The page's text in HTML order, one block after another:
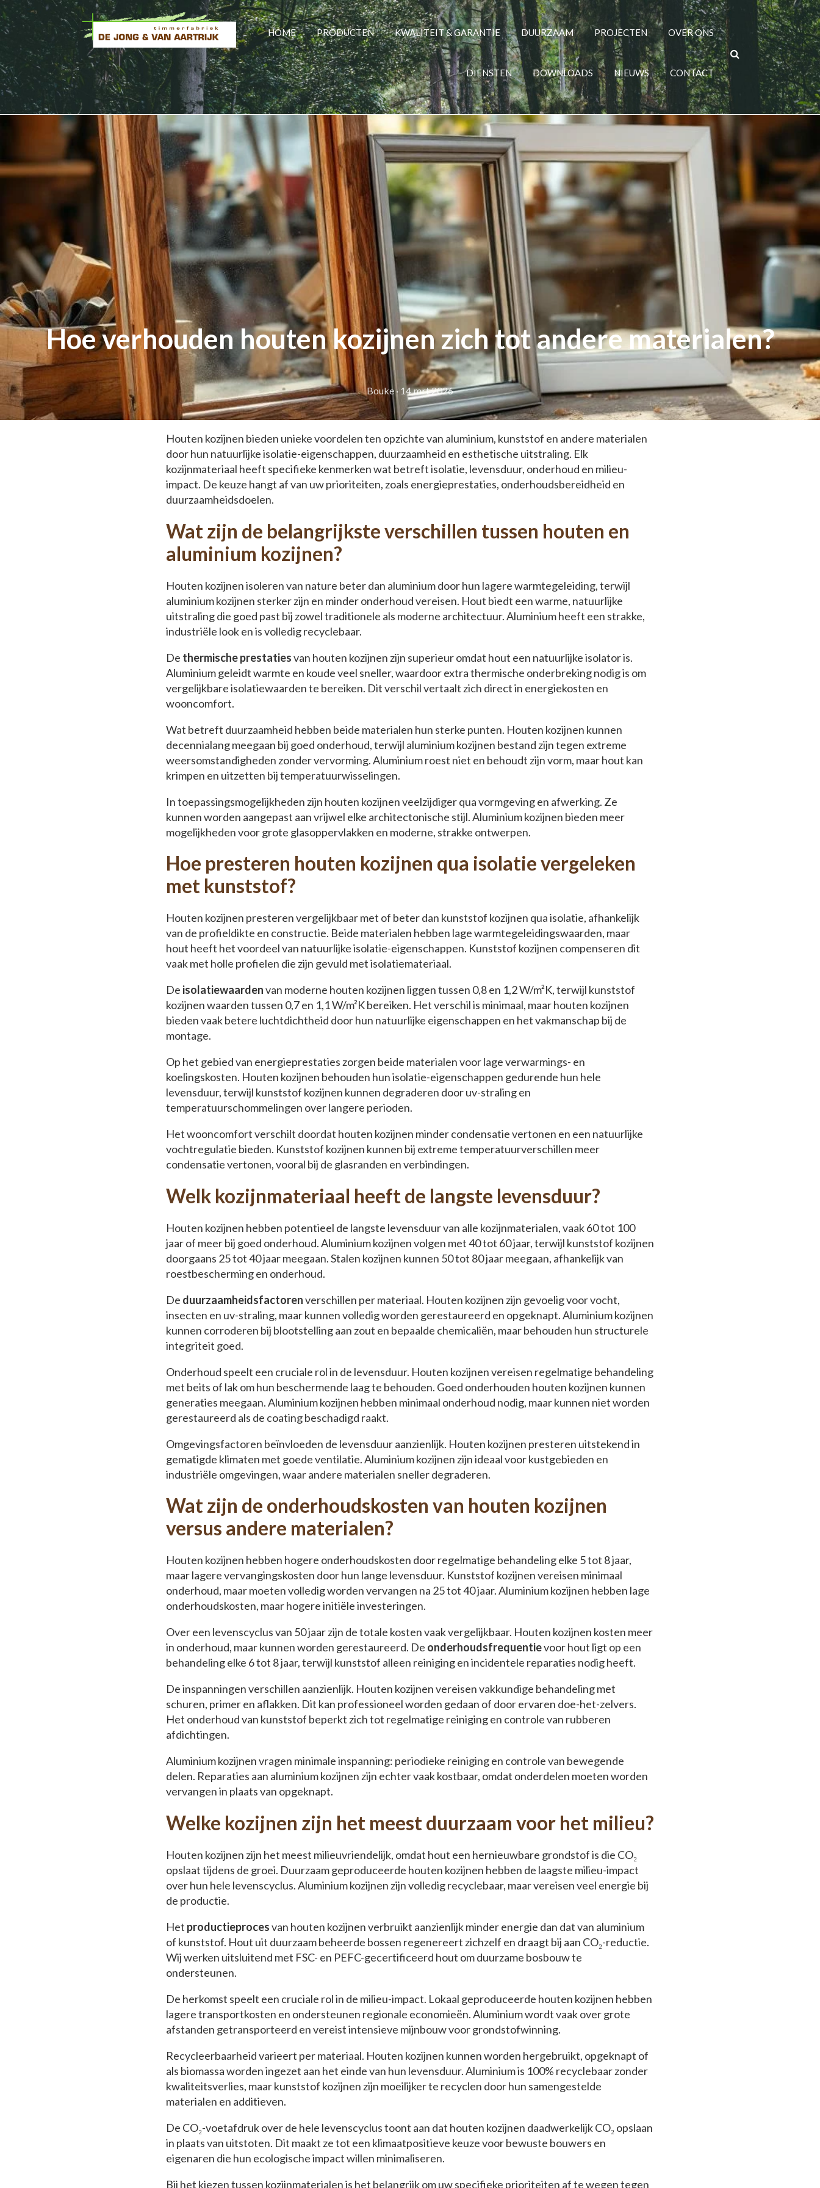
HOME PRODUCTEN KWALITEIT & GARANTIE DUURZAAM PROJECTEN OVER ONS
DIENSTEN DOWNLOADS NIEUWS CONTACT
Hoe verhouden houten kozijnen zich tot andere materialen?
Bouke· 14 mrt 2026
Houten kozijnen bieden unieke voordelen ten opzichte van aluminium, kunststof en andere materialen
door hun natuurlijke isolatie-eigenschappen, duurzaamheid en esthetische uitstraling. Elk
kozijnmateriaal heeft specifieke kenmerken wat betreft isolatie, levensduur, onderhoud en milieu-
impact. De keuze hangt af van uw prioriteiten, zoals energieprestaties, onderhoudsbereidheid en
duurzaamheidsdoelen.
Wat zijn de belangrijkste verschillen tussen houten en
aluminium kozijnen?
Houten kozijnen isoleren van nature beter dan aluminium door hun lagere warmtegeleiding, terwijl
aluminium kozijnen sterker zijn en minder onderhoud vereisen. Hout biedt een warme, natuurlijke
uitstraling die goed past bij zowel traditionele als moderne architectuur. Aluminium heeft een strakke,
industriële look en is volledig recyclebaar.
De thermische prestatiesvan houten kozijnen zijn superieur omdat hout een natuurlijke isolator is.
Aluminium geleidt warmte en koude veel sneller, waardoor extra thermische onderbreking nodig is om
vergelijkbare isolatiewaarden te bereiken. Dit verschil vertaalt zich direct in energiekosten en
wooncomfort.
Wat betreft duurzaamheid hebben beide materialen hun sterke punten. Houten kozijnen kunnen
decennialang meegaan bij goed onderhoud, terwijl aluminium kozijnen bestand zijn tegen extreme
weersomstandigheden zonder vervorming. Aluminium roest niet en behoudt zijn vorm, maar hout kan
krimpen en uitzetten bij temperatuurwisselingen.
In toepassingsmogelijkheden zijn houten kozijnen veelzijdiger qua vormgeving en afwerking. Ze
kunnen worden aangepast aan vrijwel elke architectonische stijl. Aluminium kozijnen bieden meer
mogelijkheden voor grote glasoppervlakken en moderne, strakke ontwerpen.
Hoe presteren houten kozijnen qua isolatie vergeleken
met kunststof?
Houten kozijnen presteren vergelijkbaar met of beter dan kunststof kozijnen qua isolatie, afhankelijk
van de profieldikte en constructie. Beide materialen hebben lage warmtegeleidingswaarden, maar
hout heeft het voordeel van natuurlijke isolatie-eigenschappen. Kunststof kozijnen compenseren dit
vaak met holle profielen die zijn gevuld met isolatiemateriaal.
De isolatiewaardenvan moderne houten kozijnen liggen tussen 0,8 en 1,2 W/m²K, terwijl kunststof
kozijnen waarden tussen 0,7 en 1,1 W/m²K bereiken. Het verschil is minimaal, maar houten kozijnen
bieden vaak betere luchtdichtheid door hun natuurlijke eigenschappen en het vakmanschap bij de
montage.
Op het gebied van energieprestaties zorgen beide materialen voor lage verwarmings- en
koelingskosten. Houten kozijnen behouden hun isolatie-eigenschappen gedurende hun hele
levensduur, terwijl kunststof kozijnen kunnen degraderen door uv-straling en
temperatuurschommelingen over langere perioden.
Het wooncomfort verschilt doordat houten kozijnen minder condensatie vertonen en een natuurlijke
vochtregulatie bieden. Kunststof kozijnen kunnen bij extreme temperatuurverschillen meer
condensatie vertonen, vooral bij de glasranden en verbindingen.
Welk kozijnmateriaal heeft de langste levensduur?
Houten kozijnen hebben potentieel de langste levensduur van alle kozijnmaterialen, vaak 60 tot 100
jaar of meer bij goed onderhoud. Aluminium kozijnen volgen met 40 tot 60 jaar, terwijl kunststof kozijnen
doorgaans 25 tot 40 jaar meegaan. Stalen kozijnen kunnen 50 tot 80 jaar meegaan, afhankelijk van
roestbescherming en onderhoud.
De duurzaamheidsfactorenverschillen per materiaal. Houten kozijnen zijn gevoelig voor vocht,
insecten en uv-straling, maar kunnen volledig worden gerestaureerd en opgeknapt. Aluminium kozijnen
kunnen corroderen bij blootstelling aan zout en bepaalde chemicaliën, maar behouden hun structurele
integriteit goed.
Onderhoud speelt een cruciale rol in de levensduur. Houten kozijnen vereisen regelmatige behandeling
met beits of lak om hun beschermende laag te behouden. Goed onderhouden houten kozijnen kunnen
generaties meegaan. Aluminium kozijnen hebben minimaal onderhoud nodig, maar kunnen niet worden
gerestaureerd als de coating beschadigd raakt.
Omgevingsfactoren beïnvloeden de levensduur aanzienlijk. Houten kozijnen presteren uitstekend in
gematigde klimaten met goede ventilatie. Aluminium kozijnen zijn ideaal voor kustgebieden en
industriële omgevingen, waar andere materialen sneller degraderen.
Wat zijn de onderhoudskosten van houten kozijnen
versus andere materialen?
Houten kozijnen hebben hogere onderhoudskosten door regelmatige behandeling elke 5 tot 8 jaar,
maar lagere vervangingskosten door hun lange levensduur. Kunststof kozijnen vereisen minimaal
onderhoud, maar moeten volledig worden vervangen na 25 tot 40 jaar. Aluminium kozijnen hebben lage
onderhoudskosten, maar hogere initiële investeringen.
Over een levenscyclus van 50 jaar zijn de totale kosten vaak vergelijkbaar. Houten kozijnen kosten meer
in onderhoud, maar kunnen worden gerestaureerd. De onderhoudsfrequentievoor hout ligt op een
behandeling elke 6 tot 8 jaar, terwijl kunststof alleen reiniging en incidentele reparaties nodig heeft.
De inspanningen verschillen aanzienlijk. Houten kozijnen vereisen vakkundige behandeling met
schuren, primer en aflakken. Dit kan professioneel worden gedaan of door ervaren doe-het-zelvers.
Het onderhoud van kunststof beperkt zich tot regelmatige reiniging en controle van rubberen
afdichtingen.
Aluminium kozijnen vragen minimale inspanning: periodieke reiniging en controle van bewegende
delen. Reparaties aan aluminium kozijnen zijn echter vaak kostbaar, omdat onderdelen moeten worden
vervangen in plaats van opgeknapt.
Welke kozijnen zijn het meest duurzaam voor het milieu?
Houten kozijnen zijn het meest milieuvriendelijk, omdat hout een hernieuwbare grondstof is die CO₂
opslaat tijdens de groei. Duurzaam geproduceerde houten kozijnen hebben de laagste milieu-impact
over hun hele levenscyclus. Aluminium kozijnen zijn volledig recyclebaar, maar vereisen veel energie bij
de productie.
Het productieprocesvan houten kozijnen verbruikt aanzienlijk minder energie dan dat van aluminium
of kunststof. Hout uit duurzaam beheerde bossen regenereert zichzelf en draagt bij aan CO₂-reductie.
Wij werken uitsluitend met FSC- en PEFC-gecertificeerd hout om duurzame bosbouw te
ondersteunen.
De herkomst speelt een cruciale rol in de milieu-impact. Lokaal geproduceerde houten kozijnen hebben
lagere transportkosten en ondersteunen regionale economieën. Aluminium wordt vaak over grote
afstanden getransporteerd en vereist intensieve mijnbouw voor grondstofwinning.
Recycleerbaarheid varieert per materiaal. Houten kozijnen kunnen worden hergebruikt, opgeknapt of
als biomassa worden ingezet aan het einde van hun levensduur. Aluminium is 100% recyclebaar zonder
kwaliteitsverlies, maar kunststof kozijnen zijn moeilijker te recyclen door hun samengestelde
materialen en additieven.
De CO₂-voetafdruk over de hele levenscyclus toont aan dat houten kozijnen daadwerkelijk CO₂ opslaan
in plaats van uitstoten. Dit maakt ze tot een klimaatpositieve keuze voor bewuste bouwers en
eigenaren die hun ecologische impact willen minimaliseren.
Bij het kiezen tussen kozijnmaterialen is het belangrijk om uw specifieke prioriteiten af te wegen tegen